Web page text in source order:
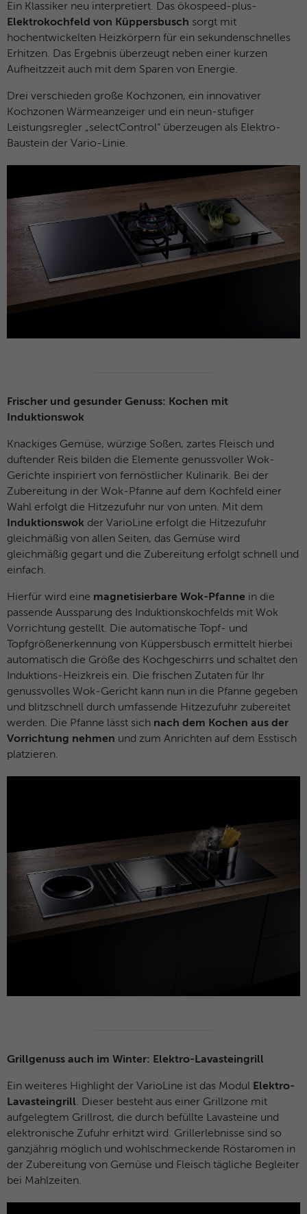
Ein Klassiker neu interpretiert. Das ökospeed-plus-
Elektrokochfeld von Küppersbusch sorgt mit
hochentwickelten Heizkörpern für ein sekundenschnelles
Erhitzen. Das Ergebnis überzeugt neben einer kurzen
Aufheitzzeit auch mit dem Sparen von Energie.
Drei verschieden große Kochzonen, ein innovativer
Kochzonen Wärmeanzeiger und ein neun-stufiger
Leistungsregler „selectControl“ überzeugen als Elektro-
Baustein der Vario-Linie.
Frischer und gesunder Genuss: Kochen mit
Induktionswok
Knackiges Gemüse, würzige Soßen, zartes Fleisch und
duftender Reis bilden die Elemente genussvoller Wok-
Gerichte inspiriert von fernöstlicher Kulinarik. Bei der
Zubereitung in der Wok-Pfanne auf dem Kochfeld einer
Wahl erfolgt die Hitzezufuhr nur von unten. Mit dem
Induktionswok der VarioLine erfolgt die Hitzezufuhr
gleichmäßig von allen Seiten, das Gemüse wird
gleichmäßig gegart und die Zubereitung erfolgt schnell und
einfach.
Hierfür wird eine magnetisierbare Wok-Pfanne in die
passende Aussparung des Induktionskochfelds mit Wok
Vorrichtung gestellt. Die automatische Topf- und
Topfgrößenerkennung von Küppersbusch ermittelt hierbei
automatisch die Größe des Kochgeschirrs und schaltet den
Induktions-Heizkreis ein. Die frischen Zutaten für Ihr
genussvolles Wok-Gericht kann nun in die Pfanne gegeben
und blitzschnell durch umfassende Hitzezufuhr zubereitet
werden. Die Pfanne lässt sich nach dem Kochen aus der
Vorrichtung nehmen und zum Anrichten auf dem Esstisch
platzieren.
Grillgenuss auch im Winter: Elektro-Lavasteingrill
Ein weiteres Highlight der VarioLine ist das Modul Elektro-
Lavasteingrill. Dieser besteht aus einer Grillzone mit
aufgelegtem Grillrost, die durch befüllte Lavasteine und
elektronische Zufuhr erhitzt wird. Grillerlebnisse sind so
ganzjährig möglich und wohlschmeckende Röstaromen in
der Zubereitung von Gemüse und Fleisch tägliche Begleiter
bei Mahlzeiten.